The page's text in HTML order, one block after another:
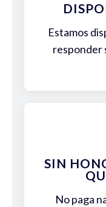
Estamos
responder
SIN
No paga